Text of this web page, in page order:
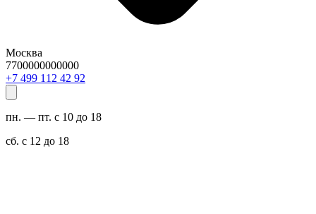
Москва
7700000000000
29 24 211 994 7+
пн. — пт. с 10 до 18
сб. с 12 до 18